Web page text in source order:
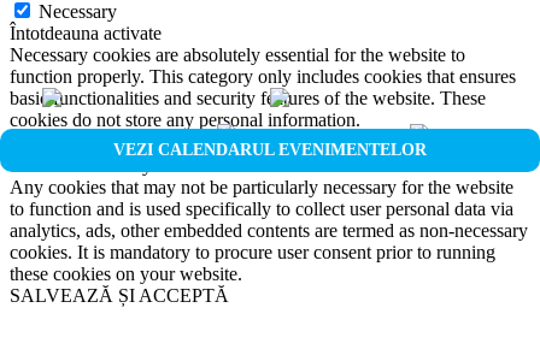
VEZI CALENDARUL EVENIMENTELOR
Necessary
Întotdeauna activate
Necessary cookies are absolutely essential for the website to
function properly. This category only includes cookies that ensures
basic functionalities and security features of the website. These
cookies do not store any personal information.
Non-necessary
Any cookies that may not be particularly necessary for the website
to function and is used specifically to collect user personal data via
analytics, ads, other embedded contents are termed as non-necessary
cookies. It is mandatory to procure user consent prior to running
these cookies on your website.
SALVEAZĂ ȘI ACCEPTĂ